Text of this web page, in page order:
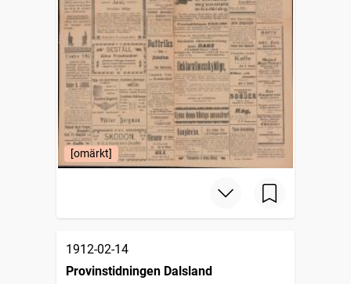
[omärkt]
1912-02-14
Provinstidningen Dalsland